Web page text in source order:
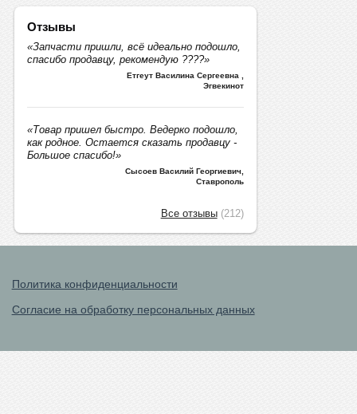
Отзывы
«Запчасти пришли, всё идеально подошло,
спасибо продавцу, рекомендую ????»
Етгеут Василина Сергеевна
Эгвекинот
«Товар пришел быстро. Ведерко подошло,
как родное. Остается сказать продавцу -
Большое спасибо!»
Сысоев Василий Георгиевич,
Ставрополь
Все отзывы(212)
Политика конфиденциальности
Согласие на обработку персональных данных